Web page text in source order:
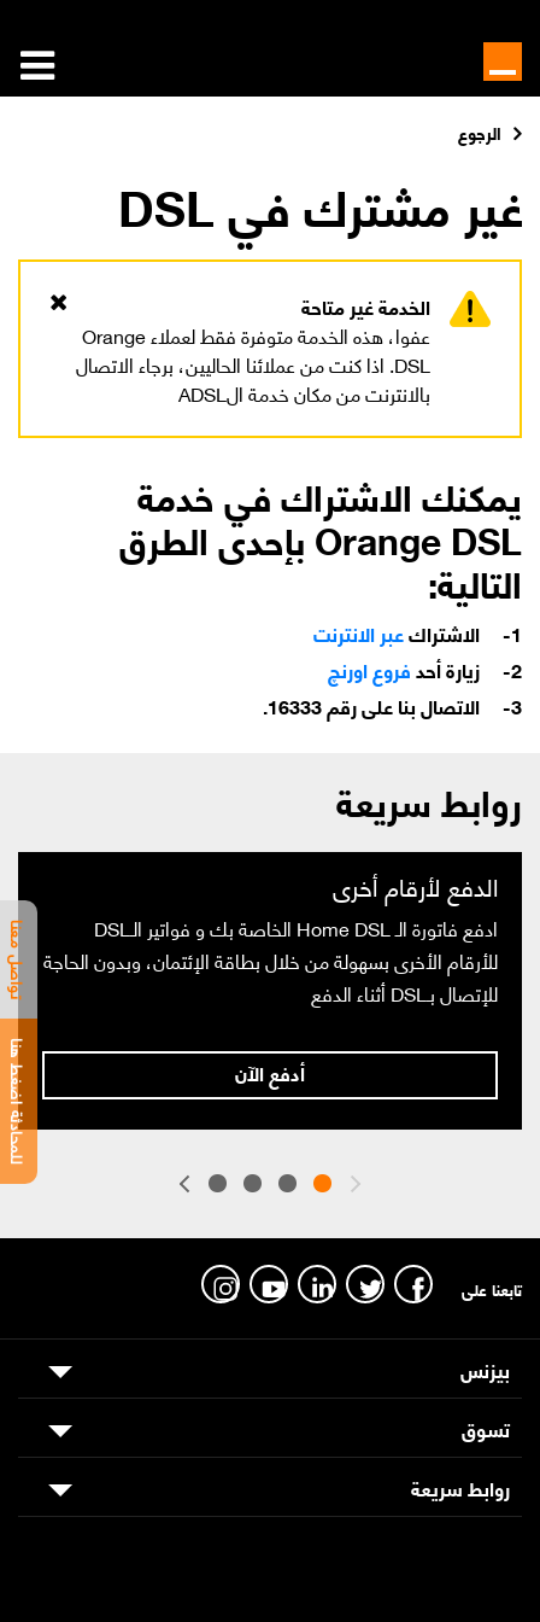
الرجوع
غير مشترك في DSL
الخدمة غير متاحة
عفوا، هذه الخدمة متوفرة فقط لعملاء Orange
DSL. اذا كنت من عملائنا الحاليين، برجاء الاتصال
بالانترنت من مكان خدمة الADSL
يمكنك الاشتراك في خدمة
Orange DSL بإحدى الطرق
التالية:
الاشتراكعبر الانترنت
زيارة أحدفروع اورنچ
الاتصال بنا على رقم16333
.
روابط سريعة
الدفع لأرقام أخرى
ادفع فاتورة الـ Home DSL الخاصة بك و فواتير الـDSL
للأرقام الأخرى بسهولة من خلال بطاقة الإئتمان، وبدون الحاجة
للإتصال بـDSL أثناء الدفع
أدفع الآن للمحادثة اضغط هنا
تواصل معنا
تابعنا على
بيزنس
تسوق
روابط سريعة